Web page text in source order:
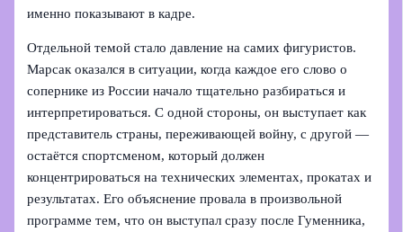
именно показывают в кадре.
Отдельной темой стало давление на самих фигуристов.
Марсак оказался в ситуации, когда каждое его слово о
сопернике из России начало тщательно разбираться и
интерпретироваться. С одной стороны, он выступает как
представитель страны, переживающей войну, с другой —
остаётся спортсменом, который должен
концентрироваться на технических элементах, прокатах и
результатах. Его объяснение провала в произвольной
программе тем, что он выступал сразу после Гуменника,